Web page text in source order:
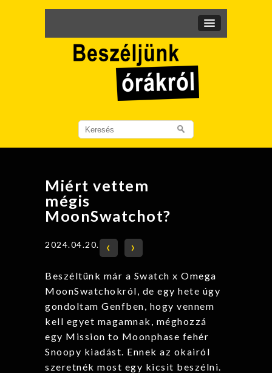
Search
for:
Miért vettem
mégis
MoonSwatchot?
2024.04.20. ‹ ›
Beszéltünk már a Swatch x Omega
MoonSwatchokról, de egy hete úgy
gondoltam Genfben, hogy vennem
kell egyet magamnak, méghozzá
egy Mission to Moonphase fehér
Snoopy kiadást. Ennek az okairól
szeretnék most egy kicsit beszélni.